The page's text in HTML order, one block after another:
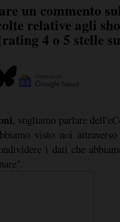
un commento
relative agli
4 o 5 stelle
, vogliamo parlare
visto noi
i dati che